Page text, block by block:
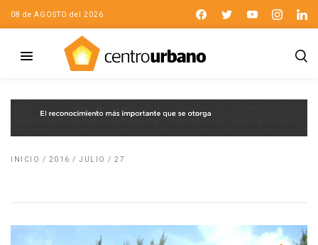
08 de AGOSTO del 2026
INICIO / 2016 / JULIO / 27